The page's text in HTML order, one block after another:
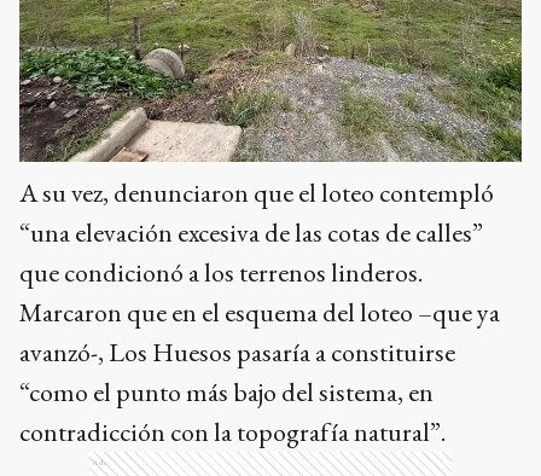
A su vez, denunciaron que el loteo contempló
“una elevación excesiva de las cotas de calles”
que condicionó a los terrenos linderos.
Marcaron que en el esquema del loteo –que ya
avanzó-, Los Huesos pasaría a constituirse
“como el punto más bajo del sistema, en
contradicción con la topografía natural”.
Ads